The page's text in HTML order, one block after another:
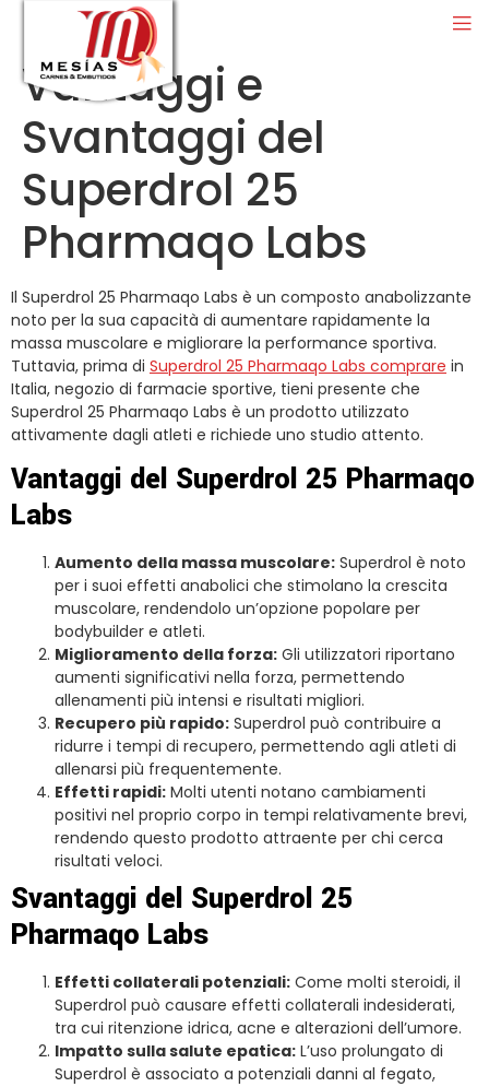
Vantaggi e
Svantaggi del
Superdrol 25
Pharmaqo Labs
Il Superdrol 25 Pharmaqo Labs è un composto anabolizzante
noto per la sua capacità di aumentare rapidamente la
massa muscolare e migliorare la performance sportiva.
Tuttavia, prima di Superdrol 25 Pharmaqo Labs comprare in
Italia, negozio di farmacie sportive, tieni presente che
Superdrol 25 Pharmaqo Labs è un prodotto utilizzato
attivamente dagli atleti e richiede uno studio attento.
Vantaggi del Superdrol 25 Pharmaqo
Labs
Aumento della massa muscolare: Superdrol è noto
per i suoi effetti anabolici che stimolano la crescita
muscolare, rendendolo un’opzione popolare per
bodybuilder e atleti.
Miglioramento della forza: Gli utilizzatori riportano
aumenti significativi nella forza, permettendo
allenamenti più intensi e risultati migliori.
Recupero più rapido: Superdrol può contribuire a
ridurre i tempi di recupero, permettendo agli atleti di
allenarsi più frequentemente.
Effetti rapidi: Molti utenti notano cambiamenti
positivi nel proprio corpo in tempi relativamente brevi,
rendendo questo prodotto attraente per chi cerca
risultati veloci.
Svantaggi del Superdrol 25
Pharmaqo Labs
Effetti collaterali potenziali: Come molti steroidi, il
Superdrol può causare effetti collaterali indesiderati,
tra cui ritenzione idrica, acne e alterazioni dell’umore.
Impatto sulla salute epatica: L’uso prolungato di
Superdrol è associato a potenziali danni al fegato,